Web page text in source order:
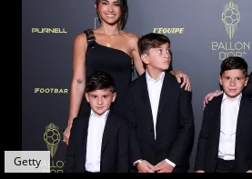
Getty